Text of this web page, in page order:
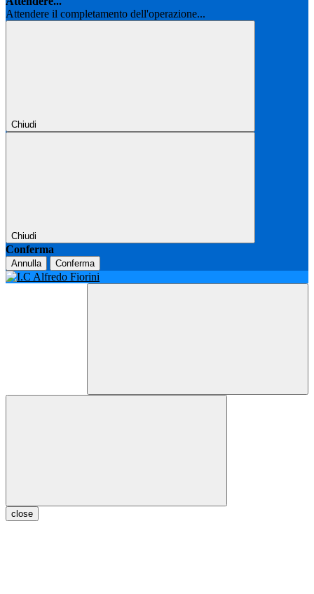
Attendere il completamento dell'operazione...
Chiudi
Chiudi
Conferma
Annulla Conferma
close